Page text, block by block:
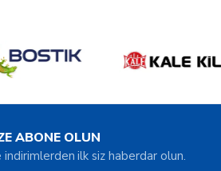
ABONE OLUN
indirimlerden ilk siz haberdar olun.